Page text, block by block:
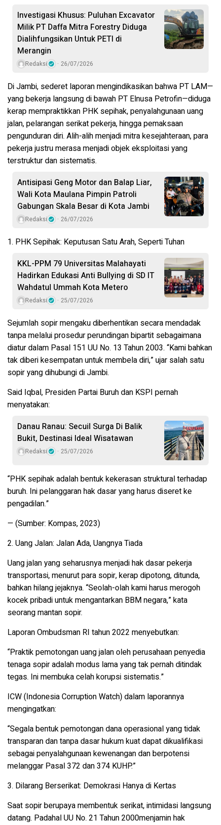
Investigasi Khusus: Puluhan Excavator
Milik PT Daffa Mitra Forestry Diduga
Dialihfungsikan Untuk PETI di
Merangin
Redaksi 26/07/2026
Di Jambi, sederet laporan mengindikasikan bahwa PT LAM—
yang bekerja langsung di bawah PT Elnusa Petrofin—diduga
kerap mempraktikkan PHK sepihak,penyalahgunaan uang
jalan,pelarangan serikat pekerja, hinggapemaksaan
pengunduran diri. Alih-alih menjadi mitra kesejahteraan, para
pekerja justru merasa menjadi objek eksploitasi yang
terstruktur dan sistematis.
Antisipasi Geng Motor dan Balap Liar,
Wali Kota Maulana Pimpin Patroli
Gabungan Skala Besar di Kota Jambi
Redaksi 26/07/2026
1. PHK Sepihak: Keputusan Satu Arah, Seperti Tuhan
KKL-PPM 79 Universitas Malahayati
Hadirkan Edukasi Anti Bullying di SD IT
Wahdatul Ummah Kota Metero
Redaksi 25/07/2026
Sejumlah sopir mengaku diberhentikan secara mendadak
tanpa melalui prosedur perundingan bipartit sebagaimana
diatur dalam Pasal 151 UU No. 13 Tahun 2003. “Kami bahkan
tak diberi kesempatan untuk membela diri,” ujar salah satu
sopir yang dihubungi di Jambi.
Said Iqbal, Presiden Partai Buruh dan KSPI pernah
menyatakan:
Danau Ranau: Secuil Surga Di Balik
Bukit, Destinasi Ideal Wisatawan
Redaksi 25/07/2026
“PHK sepihak adalah bentuk kekerasan struktural terhadap
buruh. Ini pelanggaran hak dasar yang harus diseret ke
pengadilan.”
— (Sumber: Kompas, 2023)
2. Uang Jalan: Jalan Ada, Uangnya Tiada
Uang jalan yang seharusnya menjadi hak dasar pekerja
transportasi, menurut para sopir, kerap dipotong, ditunda,
bahkan hilang jejaknya. “Seolah-olah kami harus merogoh
kocek pribadi untuk mengantarkan BBM negara,” kata
seorang mantan sopir.
Laporan Ombudsman RI tahun 2022 menyebutkan:
“Praktik pemotongan uang jalan oleh perusahaan penyedia
tenaga sopir adalah modus lama yang tak pernah ditindak
tegas. Ini membuka celah korupsi sistematis.”
ICW (Indonesia Corruption Watch)dalam laporannya
mengingatkan:
“Segala bentuk pemotongan dana operasional yang tidak
transparan dan tanpa dasar hukum kuat dapat dikualifikasi
sebagai penyalahgunaan kewenangan dan berpotensi
melanggar Pasal 372 dan 374 KUHP.”
3. Dilarang Berserikat: Demokrasi Hanya di Kertas
Saat sopir berupaya membentuk serikat, intimidasi langsung
datang. PadahalUU No. 21 Tahun 2000menjamin hak